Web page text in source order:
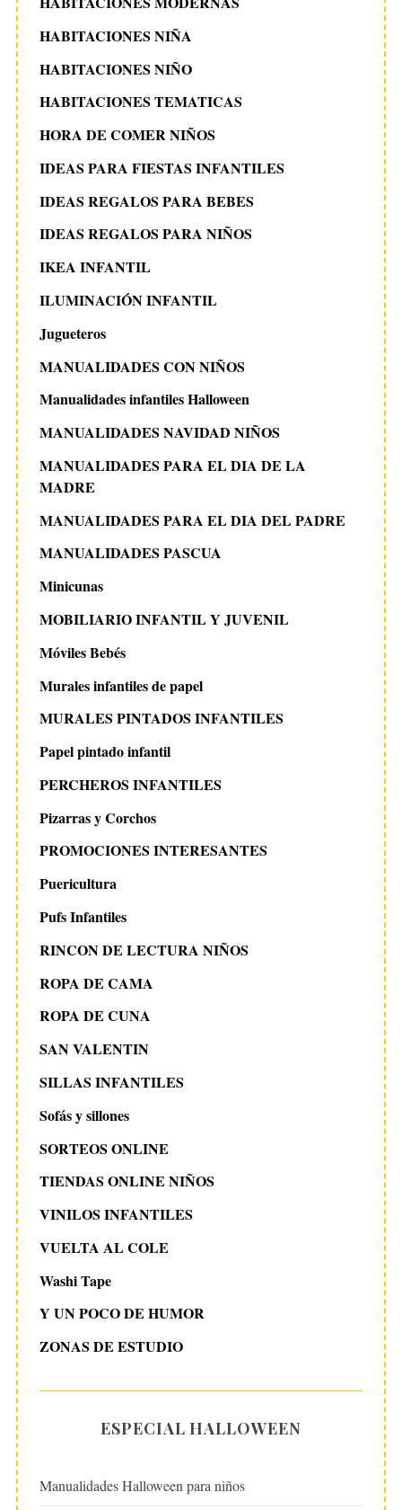
HABITACIONES NIÑA
HABITACIONES NIÑO
HABITACIONES TEMATICAS
HORA DE COMER NIÑOS
IDEAS PARA FIESTAS INFANTILES
IDEAS REGALOS PARA BEBES
IDEAS REGALOS PARA NIÑOS
IKEA INFANTIL
ILUMINACIÓN INFANTIL
Jugueteros
MANUALIDADES CON NIÑOS
Manualidades infantiles Halloween
MANUALIDADES NAVIDAD NIÑOS
MANUALIDADES PARA EL DIA DE LA
MADRE
MANUALIDADES PARA EL DIA DEL PADRE
MANUALIDADES PASCUA
Minicunas
MOBILIARIO INFANTIL Y JUVENIL
Móviles Bebés
Murales infantiles de papel
MURALES PINTADOS INFANTILES
Papel pintado infantil
PERCHEROS INFANTILES
Pizarras y Corchos
PROMOCIONES INTERESANTES
Puericultura
Pufs Infantiles
RINCON DE LECTURA NIÑOS
ROPA DE CAMA
ROPA DE CUNA
SAN VALENTIN
SILLAS INFANTILES
Sofás y sillones
SORTEOS ONLINE
TIENDAS ONLINE NIÑOS
VINILOS INFANTILES
VUELTA AL COLE
Washi Tape
Y UN POCO DE HUMOR
ZONAS DE ESTUDIO
ESPECIAL HALLOWEEN
Manualidades Halloween para niños